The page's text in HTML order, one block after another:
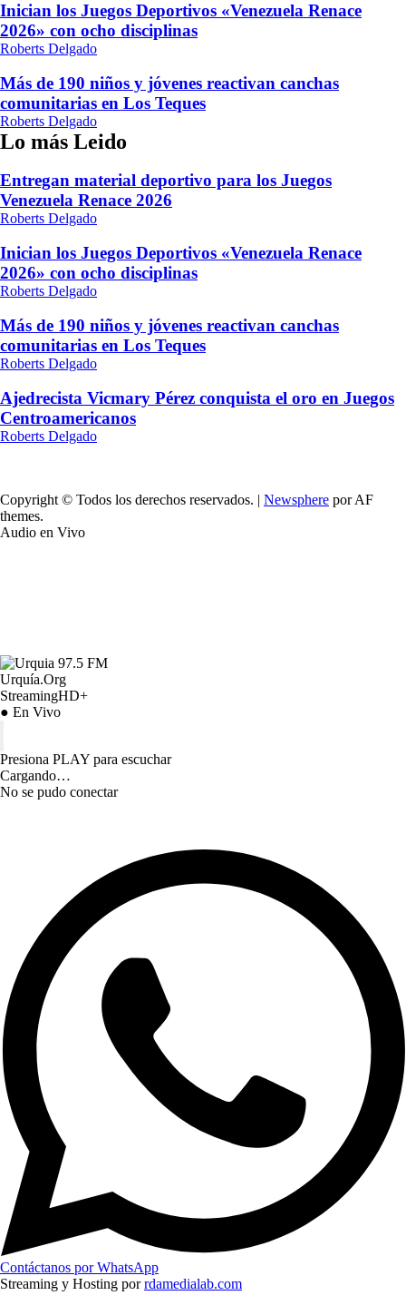
Inician los Juegos Deportivos «Venezuela Renace
2026» con ocho disciplinas
Roberts Delgado
Más de 190 niños y jóvenes reactivan canchas
comunitarias en Los Teques
Roberts Delgado
Lo más Leido
Entregan material deportivo para los Juegos
Venezuela Renace 2026
Roberts Delgado
Inician los Juegos Deportivos «Venezuela Renace
2026» con ocho disciplinas
Roberts Delgado
Más de 190 niños y jóvenes reactivan canchas
comunitarias en Los Teques
Roberts Delgado
Ajedrecista Vicmary Pérez conquista el oro en Juegos
Centroamericanos
Roberts Delgado
Copyright © Todos los derechos reservados. | Newsphere por AF
themes.
Audio en Vivo
Urquía.Org
StreamingHD+
● En Vivo
Presiona PLAY para escuchar
Cargando…
No se pudo conectar
Contáctanos por WhatsApp
Streaming y Hosting porrdamedialab.com